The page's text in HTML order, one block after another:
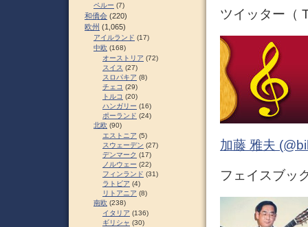
ツイッター（
加藤 雅夫
フェイスブッ
ペルー (7)
和僑会 (220)
欧州 (1,065)
アイルランド (17)
中欧 (168)
オーストリア (72)
スイス (27)
スロパキア (8)
チェコ (29)
トルコ (20)
ハンガリー (16)
ポーランド (24)
北欧 (90)
エストニア (5)
スウェーデン (27)
デンマーク (17)
ノルウェー (22)
フィンランド (31)
ラトビア (4)
リトアニア (8)
南欧 (238)
イタリア (136)
ギリシャ (30)